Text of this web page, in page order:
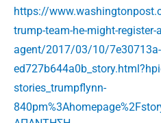
https://
trump-team-he-might-register-
agent/2017/03/10/
stories_trumpflynn-